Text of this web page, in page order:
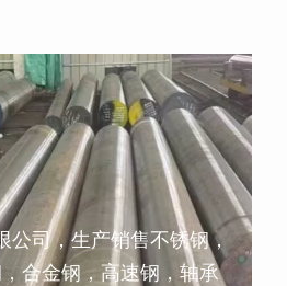
公司，生产销售不锈钢，
合金钢，高速钢，轴承